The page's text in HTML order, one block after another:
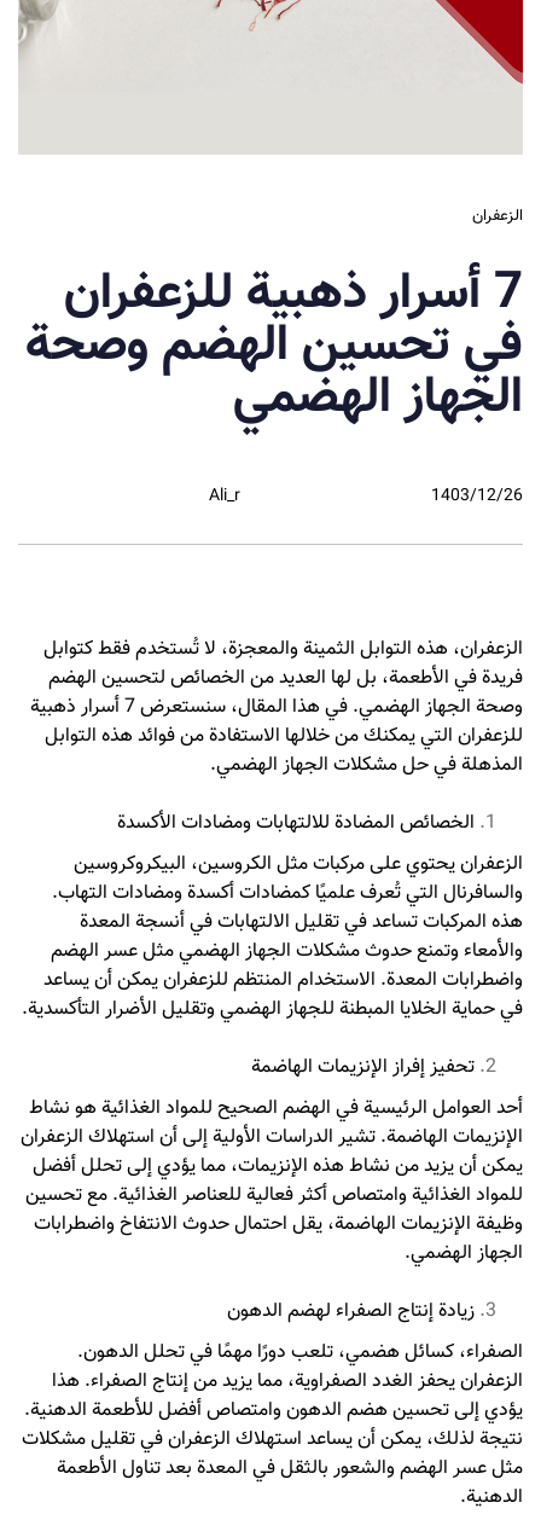
الزعفران
7 أسرار ذهبية للزعفران
في تحسين الهضم وصحة
الجهاز الهضمي
Ali_r 1403/12/26
الزعفران، هذه التوابل الثمينة والمعجزة، لا تُستخدم فقط كتوابل
فريدة في الأطعمة، بل لها العديد من الخصائص لتحسين الهضم
وصحة الجهاز الهضمي. في هذا المقال، سنستعرض 7 أسرار ذهبية
للزعفران التي يمكنك من خلالها الاستفادة من فوائد هذه التوابل
المذهلة في حل مشكلات الجهاز الهضمي.
الخصائص المضادة للالتهابات ومضادات الأكسدة
الزعفران يحتوي على مركبات مثل الكروسين، البيكروكروسين
والسافرنال التي تُعرف علميًا كمضادات أكسدة ومضادات التهاب.
هذه المركبات تساعد في تقليل الالتهابات في أنسجة المعدة
والأمعاء وتمنع حدوث مشكلات الجهاز الهضمي مثل عسر الهضم
واضطرابات المعدة. الاستخدام المنتظم للزعفران يمكن أن يساعد
في حماية الخلايا المبطنة للجهاز الهضمي وتقليل الأضرار التأكسدية.
تحفيز إفراز الإنزيمات الهاضمة
أحد العوامل الرئيسية في الهضم الصحيح للمواد الغذائية هو نشاط
الإنزيمات الهاضمة. تشير الدراسات الأولية إلى أن استهلاك الزعفران
يمكن أن يزيد من نشاط هذه الإنزيمات، مما يؤدي إلى تحلل أفضل
للمواد الغذائية وامتصاص أكثر فعالية للعناصر الغذائية. مع تحسين
وظيفة الإنزيمات الهاضمة، يقل احتمال حدوث الانتفاخ واضطرابات
الجهاز الهضمي.
زيادة إنتاج الصفراء لهضم الدهون
الصفراء، كسائل هضمي، تلعب دورًا مهمًا في تحلل الدهون.
الزعفران يحفز الغدد الصفراوية، مما يزيد من إنتاج الصفراء. هذا
يؤدي إلى تحسين هضم الدهون وامتصاص أفضل للأطعمة الدهنية.
نتيجة لذلك، يمكن أن يساعد استهلاك الزعفران في تقليل مشكلات
مثل عسر الهضم والشعور بالثقل في المعدة بعد تناول الأطعمة
الدهنية.